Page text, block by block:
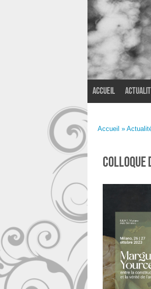
Accueil
Accueil »